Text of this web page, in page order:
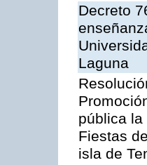
Decreto
Laguna
pública
Fiestas
isla de